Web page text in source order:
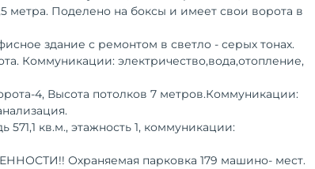
метра. Поделено на боксы и имеет свои ворота в
здание с ремонтом в светло - серых тонах.
Коммуникации: электричество,вода,отопление,
4, Высота потолков 7 метров.Коммуникации:
571,1 кв.м., этажность 1, коммуникации:
Охраняемая парковка 179 машино- мест.